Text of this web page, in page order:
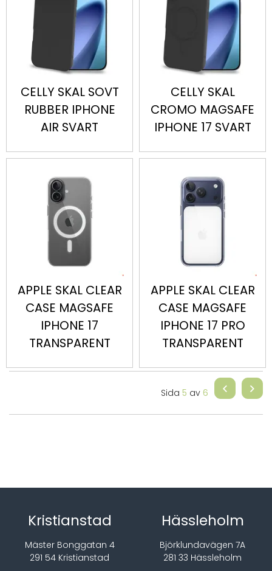
CELLY SKAL SOVT
RUBBER IPHONE
AIR SVART
CELLY SKAL
CROMO MAGSAFE
IPHONE 17 SVART
APPLE SKAL CLEAR
CASE MAGSAFE
IPHONE 17
TRANSPARENT
APPLE SKAL CLEAR
CASE MAGSAFE
IPHONE 17 PRO
TRANSPARENT
Sida 5 av 6
Kristianstad
Mäster Bonggatan 4
291 54 Kristianstad
Hässleholm
Björklundavägen 7A
281 33 Hässleholm